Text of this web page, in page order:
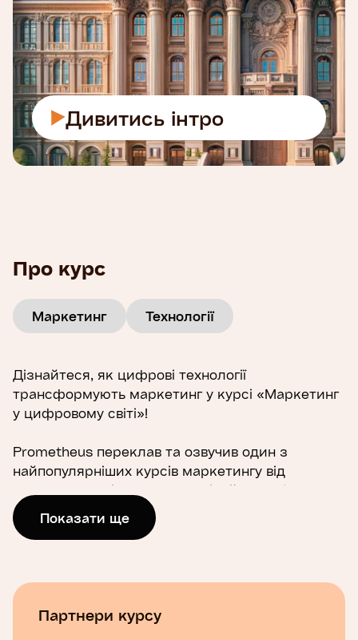
Дивитись інтро
Про курс
Маркетинг Технології
Дізнайтеся, як цифрові технології
трансформують маркетинг у курсі «Маркетинг
у цифровому світі»!
Prometheus переклав та озвучив один з
найпопулярніших курсів маркетингу від
професора Університету Іллінойсу (Урбана-
Шампейн) Аріка Ріндфлейша, який допоможе
вам розібратися, як інтернет, смартфони та
впливають на 4P = 4П: продукт, просування,
Показати ще
Партнери курсу